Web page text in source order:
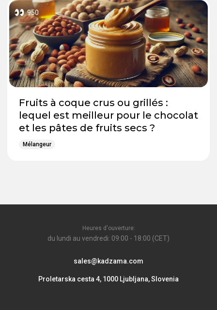
950
Fruits à coque crus ou grillés :
lequel est meilleur pour le chocolat
et les pâtes de fruits secs ?
Mélangeur
Heures d'ouverture:
du lundi au vendredi: 09:00 - 18:00 (CET)
sales@kadzama.com
Proletarska cesta 4, 1000 Ljubljana, Slovenia